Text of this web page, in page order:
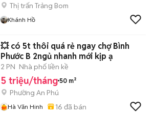
Thị trấn Trảng Bom
Khánh Hồ
💥 có 5t thôi quá rẻ ngay chợ Bình
Phước B 2ngủ nhanh mới kịp ạ
2 PN Nhà phố liền kề
5 triệu/tháng 50 m²
Phường An Phú
Hà Văn Hinh 16 đã bán